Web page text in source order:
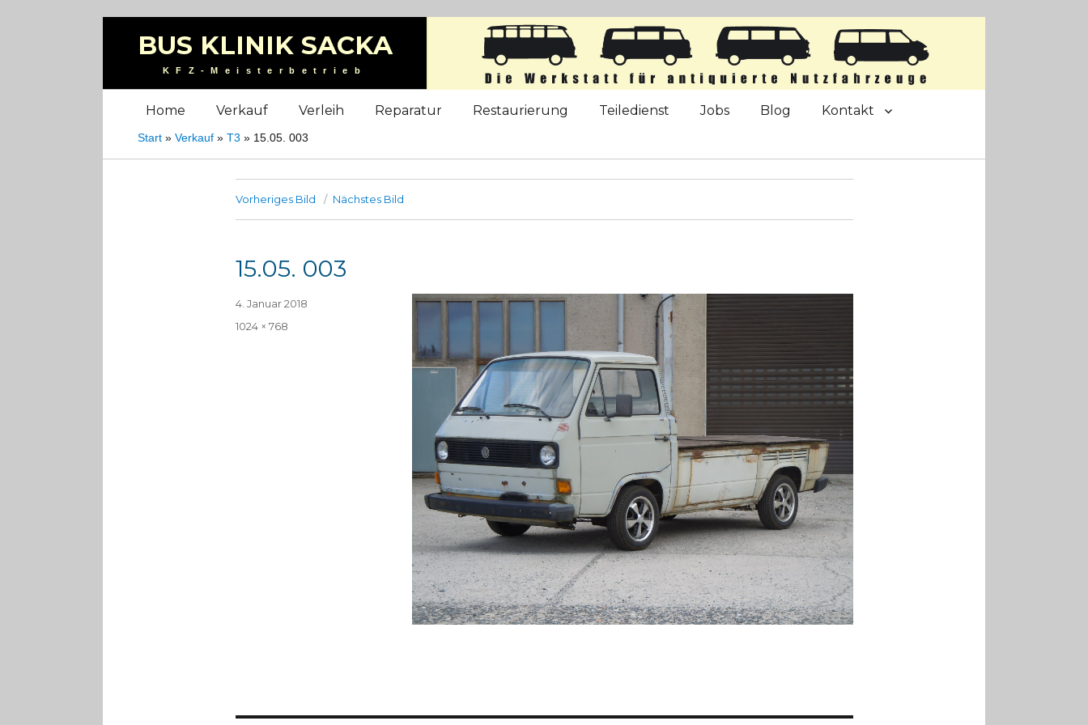
BUS KLINIK SACKA
KFZ-Meisterbetrieb
Home Verkauf Verleih Reparatur Restaurierung Teiledienst Jobs Blog Kontakt
Start »Verkauf »T3 » 15.05. 003
Vorheriges Bild Nächstes Bild
15.05. 003
Veröffentlicht
4. Januar 2018
Volle
1024 × 768